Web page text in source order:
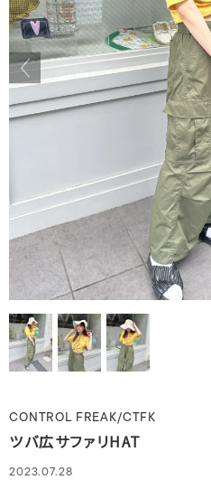
CONTROL FREAK/CTFK
ツバ広サファリHAT
2023.07.28